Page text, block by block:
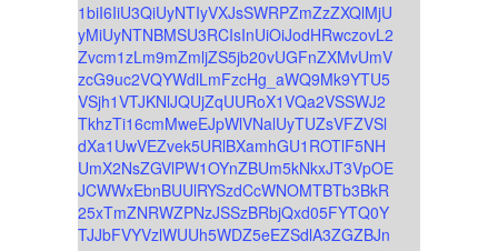
1biI6IiU3QiUyNTIyVXJsSWRPZmZzZXQlMjU
yMiUyNTNBMSU3RCIsInUiOiJodHRwczovL2
Zvcm1zLm9mZmljZS5jb20vUGFnZXMvUmV
zcG9uc2VQYWdlLmFzcHg_aWQ9Mk9YTU5
VSjh1VTJKNlJQUjZqUURoX1VQa2VSSWJ2
TkhzTi16cmMweEJpWlVNalUyTUZsVFZVSl
dXa1UwVEZvek5URlBXamhGU1ROTlF5NH
UmX2NsZGVlPW1OYnZBUm5kNkxJT3VpOE
JCWWxEbnBUUlRYSzdCcWNOMTBTb3BkR
25xTmZNRWZPNzJSSzBRbjQxd05FYTQ0Y
TJJbFVYVzlWUUh5WDZ5eEZSdlA3ZGZBJn